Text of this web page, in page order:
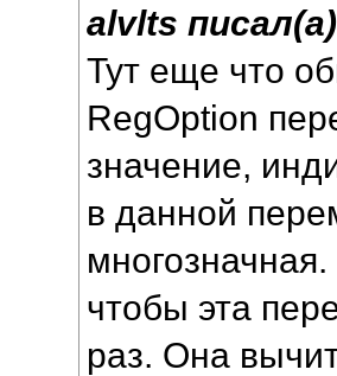
alvlts
Тут еще что
RegOption
значение,
в данной
чтобы эта
раз. Она